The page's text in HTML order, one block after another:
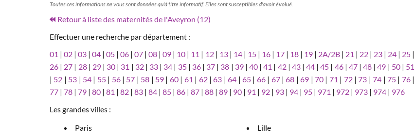
Toutes ces informations ne vous sont données qu'à titre informatif. Elles sont susceptibles d'avoir évolué.
Retour à liste des maternités de l'Aveyron (12)
Effectuer une recherche par département :
01 |02 |03 |04 |05 |06 |07 |08 |09 | 10 | 11 | 12| 13| 14| 15| 16| 17| 18| 19| 2A/2B| 21 | 22| 23 | 24 | 25 |
26 | 27 | 28| 29| 30 | 31 | 32| 33| 34 | 35| 36| 37 | 38 | 39| 40|41 | 42| 43|44 |45 | 46| 47|48 |49 | 50| 51
| 52 | 53 | 54 | 55| 56| 57 | 58 | 59 | 60| 61 | 62|63 |64 | 65| 66| 67|68 |69 |70 | 71 | 72|73 |74 |75 | 76|
77 | 78 | 79 | 80 | 81 | 82 | 83 | 84 | 85 | 86 | 87 | 88 | 89 | 90 | 91 | 92 | 93 | 94 | 95 | 971 | 972 | 973 | 974 | 976
Les grandes villes :
Paris
Lille